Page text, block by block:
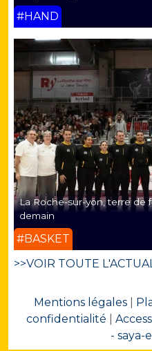
#HAND
La Roche-sur-yon, terre de
demain
#BASKET
>>VOIR TOUTE
Mentions légales
confidentialité
- saya-